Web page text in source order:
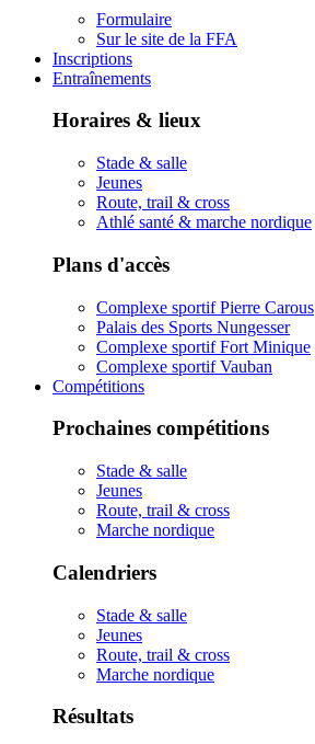
Formulaire
Sur le site de la FFA
Inscriptions
Entraînements
Horaires & lieux
Stade & salle
Jeunes
Route, trail & cross
Athlé santé & marche nordique
Plans d'accès
Complexe sportif Pierre Carous
Palais des Sports Nungesser
Complexe sportif Fort Minique
Complexe sportif Vauban
Compétitions
Prochaines compétitions
Stade & salle
Jeunes
Route, trail & cross
Marche nordique
Calendriers
Stade & salle
Jeunes
Route, trail & cross
Marche nordique
Résultats